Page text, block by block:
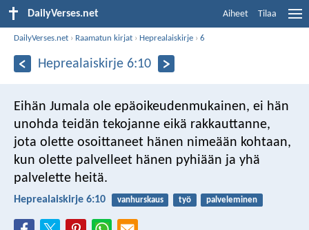
DailyVerses.net Aiheet Tilaa
DailyVerses.net › Raamatun kirjat › Heprealaiskirje ›6
Heprealaiskirje 6:10
Eihän Jumala ole epäoikeudenmukainen, ei hän
unohda teidän tekojanne eikä rakkauttanne,
jota olette osoittaneet hänen nimeään kohtaan,
kun olette palvelleet hänen pyhiään ja yhä
palvelette heitä.
Heprealaiskirje 6:10 vanhurskaus työ palveleminen